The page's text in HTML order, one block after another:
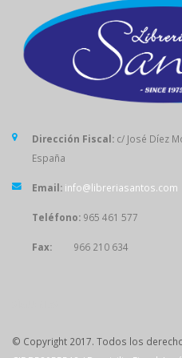
Dirección Fiscal: c/ José Díez
España
Email: info@libreriasantos.com
Teléfono: 965 461 577
Fax: 966 210 634
© Copyright 2017. Todos los